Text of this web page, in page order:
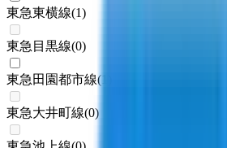
東急東横線(1)
東急目黒線(0)
東急田園都市線(
東急大井町線(0)